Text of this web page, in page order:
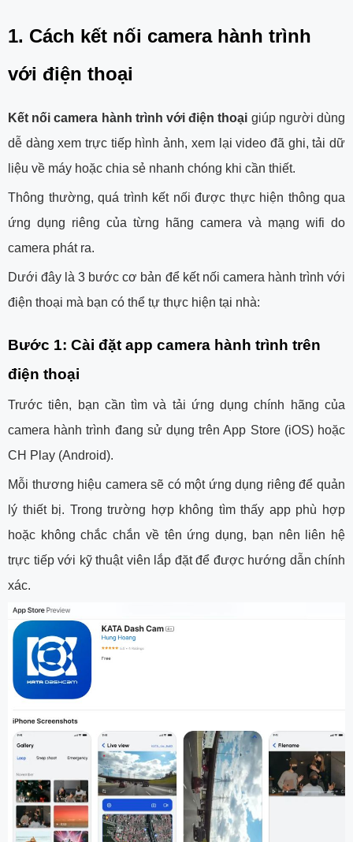
1. Cách kết nối camera hành trình
với điện thoại
Kết nối camera hành trình với điện thoại giúp người dùng
dễ dàng xem trực tiếp hình ảnh, xem lại video đã ghi, tải dữ
liệu về máy hoặc chia sẻ nhanh chóng khi cần thiết.
Thông thường, quá trình kết nối được thực hiện thông qua
ứng dụng riêng của từng hãng camera và mạng wifi do
camera phát ra.
Dưới đây là 3 bước cơ bản để kết nối camera hành trình với
điện thoại mà bạn có thể tự thực hiện tại nhà:
Bước 1: Cài đặt app camera hành trình trên
điện thoại
Trước tiên, bạn cần tìm và tải ứng dụng chính hãng của
camera hành trình đang sử dụng trên App Store (iOS) hoặc
CH Play (Android).
Mỗi thương hiệu camera sẽ có một ứng dụng riêng để quản
lý thiết bị. Trong trường hợp không tìm thấy app phù hợp
hoặc không chắc chắn về tên ứng dụng, bạn nên liên hệ
trực tiếp với kỹ thuật viên lắp đặt để được hướng dẫn chính
xác.